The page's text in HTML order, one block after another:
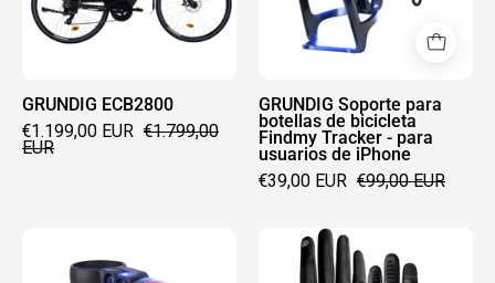
GRUNDIG ECB2800
€1.199,00 EUR €1.799,00
EUR
bicicleta
Findmy
-
para
usuarios
de
GRUNDIG Soporte para
botellas de bicicleta
Findmy Tracker - para
usuarios de iPhone
€39,00 EUR €99,00 EUR
Reflektor
de